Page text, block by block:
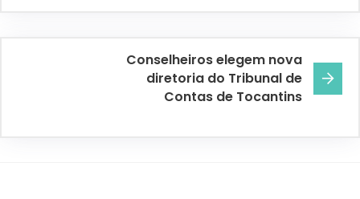
Conselheiros elegem nova
diretoria do Tribunal de
Contas de Tocantins